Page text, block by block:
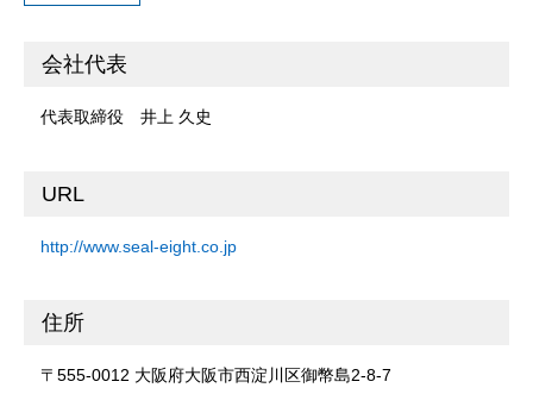
会社代表
代表取締役 井上 久史
URL
http://www.seal-eight.co.jp
住所
〒555-0012 大阪府大阪市西淀川区御幣島2-8-7